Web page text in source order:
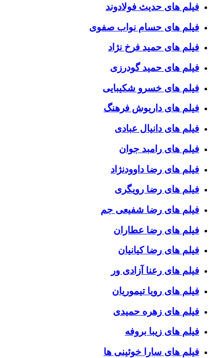
فیلم های حدیث فولادوند
فیلم های حسام نواب صفوی
فیلم های حمید فرخ نژاد
فیلم های حمید گودرزی
فیلم های خسرو شکیبایی
فیلم های داریوش فرهنگ
فیلم های دانیال عبادی
فیلم های رامبد جوان
فیلم های رضا داوودنژاد
فیلم های رضا رویگری
فیلم های رضا شفیعی جم
فیلم های رضا عطاران
فیلم های رضا کیانیان
فیلم های رعنا آزادی ور
فیلم های رویا تیموریان
فیلم های زهره حمیدی
فیلم های زیبا بروفه
فیلم های سارا خوئینی ها